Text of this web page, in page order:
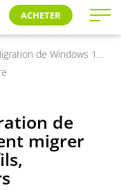
ACHETER
migrer les applications, profils, paramètres et fichiers
de
migrer